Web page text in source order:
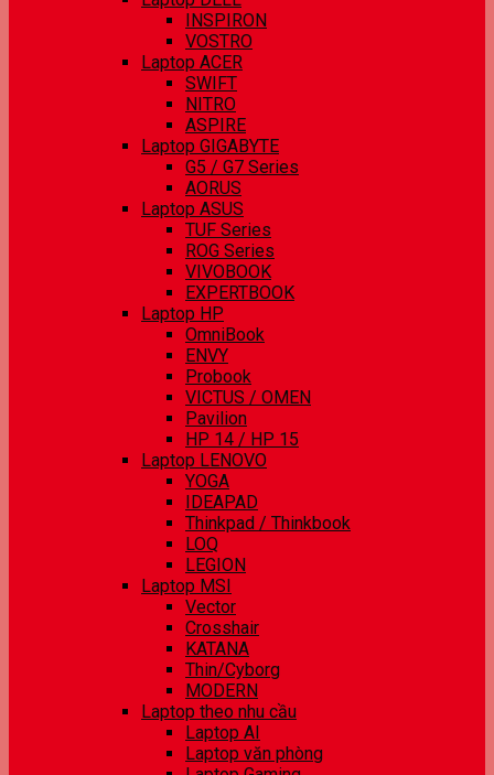
INSPIRON
VOSTRO
Laptop ACER
SWIFT
NITRO
ASPIRE
Laptop GIGABYTE
G5 / G7 Series
AORUS
Laptop ASUS
TUF Series
ROG Series
VIVOBOOK
EXPERTBOOK
Laptop HP
OmniBook
ENVY
Probook
VICTUS / OMEN
Pavilion
HP 14 / HP 15
Laptop LENOVO
YOGA
IDEAPAD
Thinkpad / Thinkbook
LOQ
LEGION
Laptop MSI
Vector
Crosshair
KATANA
Thin/Cyborg
MODERN
Laptop theo nhu cầu
Laptop AI
Laptop văn phòng